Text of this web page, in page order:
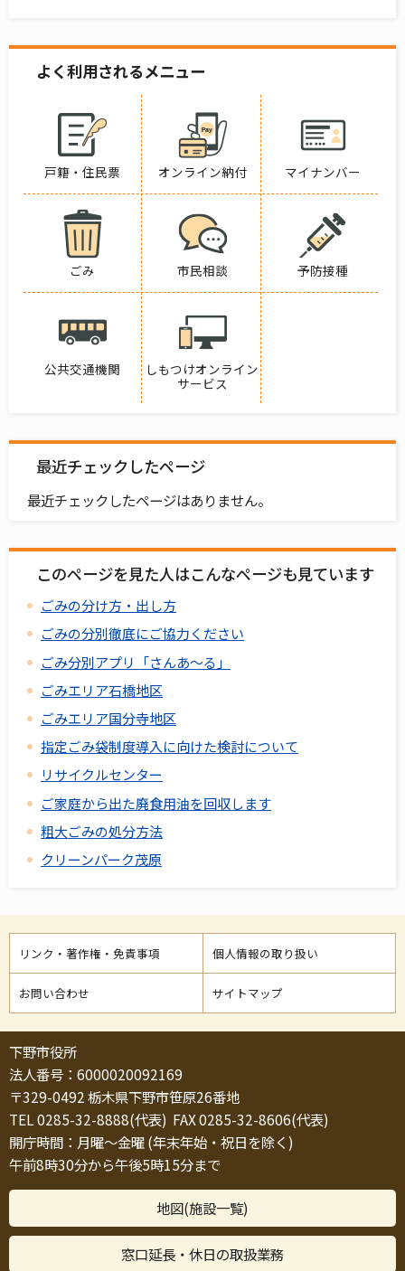
よく利用されるメニュー
戸籍・住民票 オンライン納付 マイナンバー
ごみ 市民相談 予防接種
公共交通機関
しもつけオンライン
サービス
最近チェックしたページ
最近チェックしたページはありません。
このページを見た人はこんなページも見ています
ごみの分け方・出し方
ごみの分別徹底にご協力ください
ごみ分別アプリ「さんあ～る」
ごみエリア石橋地区
ごみエリア国分寺地区
指定ごみ袋制度導入に向けた検討について
リサイクルセンター
ご家庭から出た廃食用油を回収します
粗大ごみの処分方法
クリーンパーク茂原
リンク・著作権・免責事項 個人情報の取り扱い
お問い合わせ サイトマップ
下野市役所
法人番号：6000020092169
〒329-0492 栃木県下野市笹原26番地
TEL 0285-32-8888(代表) FAX 0285-32-8606(代表)
開庁時間：月曜～金曜 (年末年始・祝日を除く)
午前8時30分から午後5時15分まで
地図(施設一覧)
窓口延長・休日の取扱業務